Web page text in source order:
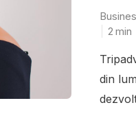
2 min
din